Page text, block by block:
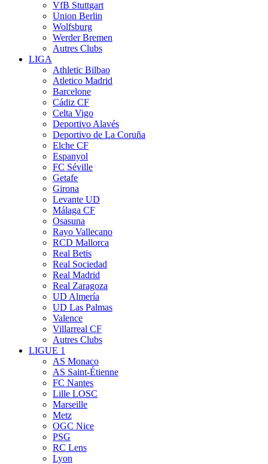
VfB Stuttgart
Union Berlin
Wolfsburg
Werder Bremen
Autres Clubs
LIGA
Athletic Bilbao
Atletico Madrid
Barcelone
Cádiz CF
Celta Vigo
Deportivo Alavés
Deportivo de La Coruña
Elche CF
Espanyol
FC Séville
Getafe
Girona
Levante UD
Málaga CF
Osasuna
Rayo Vallecano
RCD Mallorca
Real Betis
Real Sociedad
Real Madrid
Real Zaragoza
UD Almería
UD Las Palmas
Valence
Villarreal CF
Autres Clubs
LIGUE 1
AS Monaco
AS Saint-Étienne
FC Nantes
Lille LOSC
Marseille
Metz
OGC Nice
PSG
RC Lens
Lyon